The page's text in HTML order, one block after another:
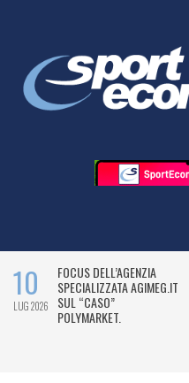
10
LUG 2026
FOCUS DELL’AGENZIA
SPECIALIZZATA AGIMEG.IT
SUL “CASO”
POLYMARKET.